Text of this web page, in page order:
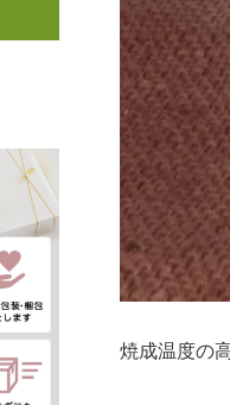
焼成温度の